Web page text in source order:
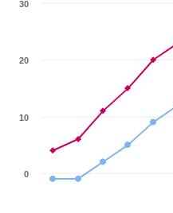
0
10
20
30